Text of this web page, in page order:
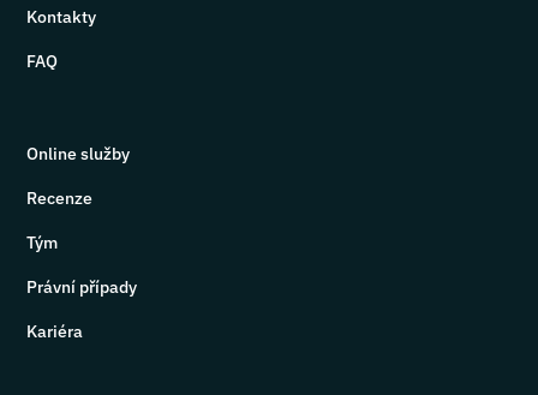
Kontakty
FAQ
Online služby
Recenze
Tým
Právní případy
Kariéra